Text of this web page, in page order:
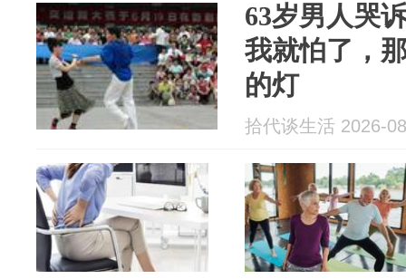
63岁男人哭
我就怕了，
的灯
拾代谈生活 2026-